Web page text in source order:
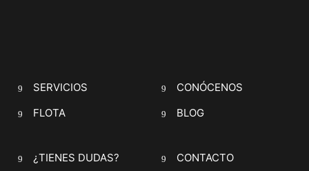
SERVICIOS
CONÓCENOS
FLOTA
BLOG
¿TIENES DUDAS? CONTACTO